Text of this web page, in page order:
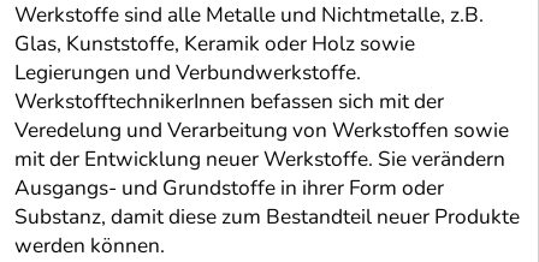
Werkstoffe sind alle Metalle und Nichtmetalle, z.B.
Glas, Kunststoffe, Keramik oder Holz sowie
Legierungen und Verbundwerkstoffe.
WerkstofftechnikerInnen befassen sich mit der
Veredelung und Verarbeitung von Werkstoffen sowie
mit der Entwicklung neuer Werkstoffe. Sie verändern
Ausgangs- und Grundstoffe in ihrer Form oder
Substanz, damit diese zum Bestandteil neuer Produkte
werden können.